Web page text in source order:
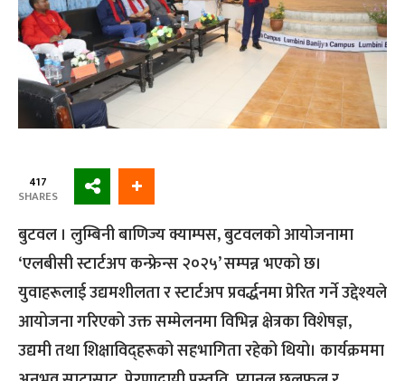
417
SHARES
बुटवल । लुम्बिनी बाणिज्य क्याम्पस, बुटवलको आयोजनामा
‘एलबीसी स्टार्टअप कन्फ्रेन्स २०२५’ सम्पन्न भएको छ।
युवाहरूलाई उद्यमशीलता र स्टार्टअप प्रवर्द्धनमा प्रेरित गर्ने उद्देश्यले
आयोजना गरिएको उक्त सम्मेलनमा विभिन्न क्षेत्रका विशेषज्ञ,
उद्यमी तथा शिक्षाविद्हरूको सहभागिता रहेको थियो। कार्यक्रममा